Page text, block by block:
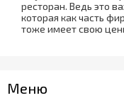
ресторан. Ведь это
которая как часть
тоже имеет свою
Меню